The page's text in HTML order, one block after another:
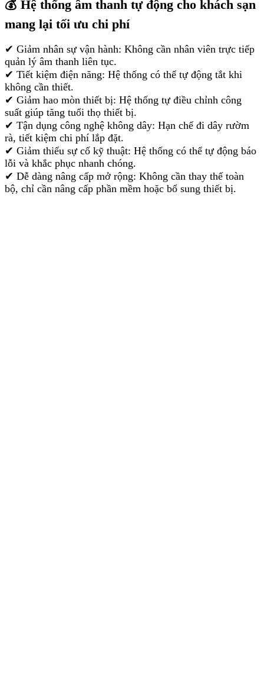
💰 Hệ thống âm thanh tự động cho khách sạn
mang lại tối ưu chi phí
✔ Giảm nhân sự vận hành: Không cần nhân viên trực tiếp
quản lý âm thanh liên tục.
✔ Tiết kiệm điện năng: Hệ thống có thể tự động tắt khi
không cần thiết.
✔ Giảm hao mòn thiết bị: Hệ thống tự điều chỉnh công
suất giúp tăng tuổi thọ thiết bị.
✔ Tận dụng công nghệ không dây: Hạn chế đi dây rườm
rà, tiết kiệm chi phí lắp đặt.
✔ Giảm thiểu sự cố kỹ thuật: Hệ thống có thể tự động báo
lỗi và khắc phục nhanh chóng.
✔ Dễ dàng nâng cấp mở rộng: Không cần thay thế toàn
bộ, chỉ cần nâng cấp phần mềm hoặc bổ sung thiết bị.